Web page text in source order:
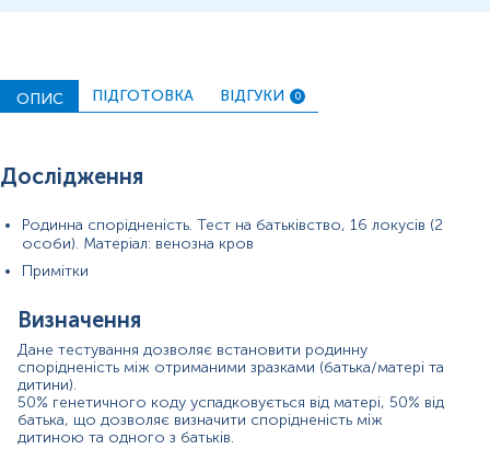
Генотип - визначає, які саме гени та алелі присутні в
геномі людини. Це визначає генетичні характеристики
Для кожного локусу один алель успадковується від
батька і один від матері. Це різні варіанти гена, які
характеристики людини. Алелі можуть бути
домінантними або рецесивними.
можливі висновки:
ймовірність підтвердження батьківства/
материнства складає 99,9% (і більше);
батьківство виключається. Цей результат є 100%.
Ймовірність батьківства не може дорівнювати 100%,
оскільки для цього необхідно провести генетичне
ОПИС ПІДГОТОВКА ВІДГУКИ 0
Дослідження
Родинна спорідненість. Тест на батьківство, 16 локусів (2
особи). Матеріал: венозна кров
Примітки
Визначення
Дане тестування дозволяє встановити родинну
спорідненість між отриманими зразками (батька/матері та
дитини).
50% генетичного коду успадковується від матері, 50% від
батька, що дозволяє визначити спорідненість між
дитиною та одного з батьків.